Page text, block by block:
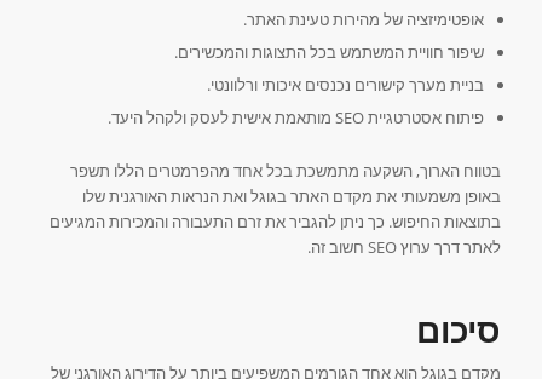
אופטימיזציה של מהירות טעינת האתר.
שיפור חוויית המשתמש בכל התצוגות והמכשירים.
בניית מערך קישורים נכנסים איכותי ורלוונטי.
פיתוח אסטרטגיית SEO מותאמת אישית לעסק ולקהל היעד.
בטווח הארוך, השקעה מתמשכת בכל אחד מהפרמטרים הללו תשפר
באופן משמעותי את מקדם האתר בגוגל ואת הנראות האורגנית שלו
בתוצאות החיפוש. כך ניתן להגביר את זרם התעבורה והמכירות המגיעים
לאתר דרך ערוץ SEO חשוב זה.
סיכום
מקדם בגוגל הוא אחד הגורמים המשפיעים ביותר על הדירוג האורגני של